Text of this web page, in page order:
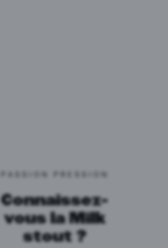
Connaissez-
vous la Milk
stout ?